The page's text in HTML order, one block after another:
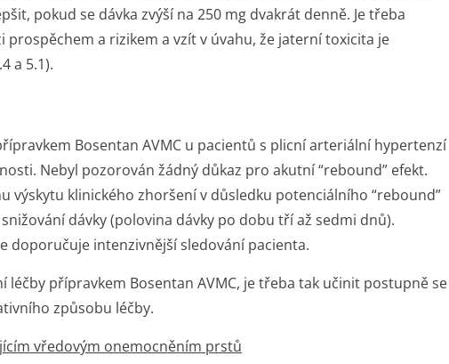
pokud se dávka zvýší na 250 mg dvakrát denně. Je třeba
prospěchem a rizikem a vzít v úvahu, že jaterní toxicita je
a 5.1).
Bosentan AVMC u pacientů s plicní arteriální hypertenzí
Nebyl pozorován žádný důkaz pro akutní “rebound” efekt.
výskytu klinického zhoršení v důsledku potenciálního “rebound”
dávky (polovina dávky po dobu tří až sedmi dnů).
doporučuje intenzivnější sledování pacienta.
léčby přípravkem Bosentan AVMC, je třeba tak učinit postupně se
způsobu léčby.
vředovým onemocněním prstů